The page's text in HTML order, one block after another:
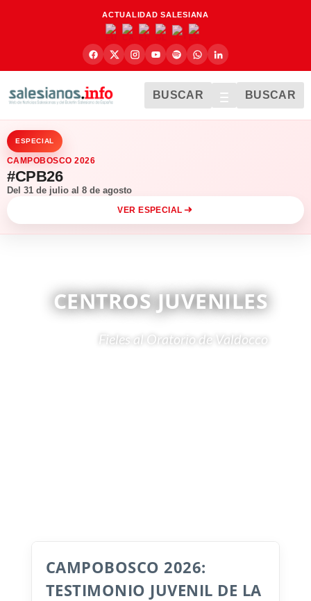
ACTUALIDAD SALESIANA
BUSCAR BUSCAR
ESPECIAL
CAMPOBOSCO 2026
#CPB26
Del 31 de julio al 8 de agosto
VER ESPECIAL
CENTROS JUVENILES
Fieles al Oratorio de Valdocco
CAMPOBOSCO 2026:
TESTIMONIO JUVENIL DE LA